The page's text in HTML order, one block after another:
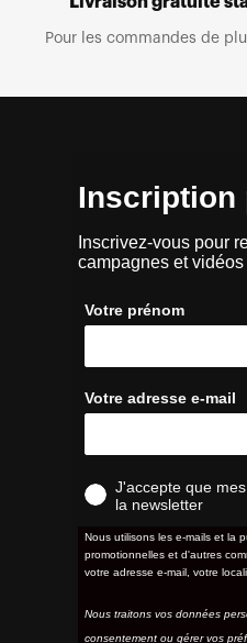
Pour les commandes de
Inscription
Inscrivez-vous pour
campagnes et vidéos
Votre prénom
Votre adresse e-mail
J'accepte que
la newsletter
Nous utilisons les e-mails et la
promotionnelles et d'autres
votre adresse e-mail, votre
Nous traitons vos données
consentement ou gérer vos